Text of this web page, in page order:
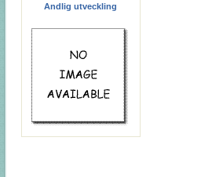
Andlig utveckling